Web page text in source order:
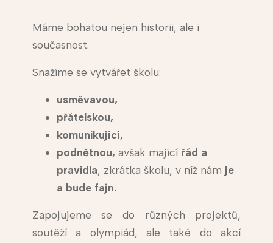
Máme bohatou nejen historii, ale i
současnost.
Snažíme se vytvářet školu:
usměvavou,
přátelskou,
komunikující,
podnětnou, avšak mající řád a
pravidla, zkrátka školu, v níž nám je
a bude fajn.
Zapojujeme se do různých projektů,
soutěží a olympiád, ale také do akcí